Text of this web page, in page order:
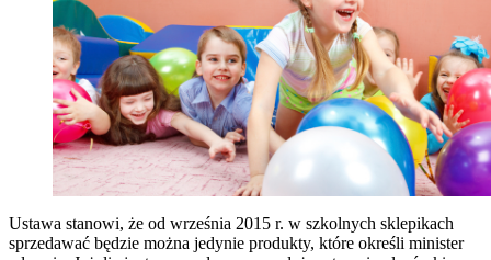
Ustawa stanowi, że od września 2015 r. w szkolnych sklepikach
sprzedawać będzie można jedynie produkty, które określi minister